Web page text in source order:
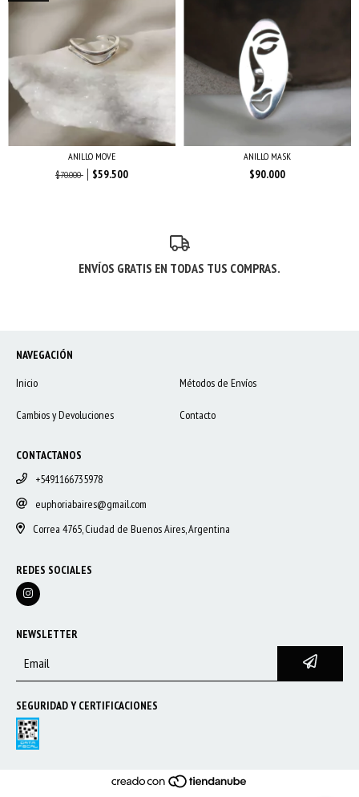
ANILLO MOVE
$70.000
$59.500
ANILLO MASK
$90.000
ENVÍOS GRATIS EN TODAS TUS COMPRAS.
NAVEGACIÓN
Inicio
Métodos de Envíos
Cambios y Devoluciones Contacto
CONTACTANOS
+5491166735978
euphoriabaires@gmail.com
Correa 4765, Ciudad de Buenos Aires, Argentina
REDES SOCIALES
NEWSLETTER
SEGURIDAD Y CERTIFICACIONES